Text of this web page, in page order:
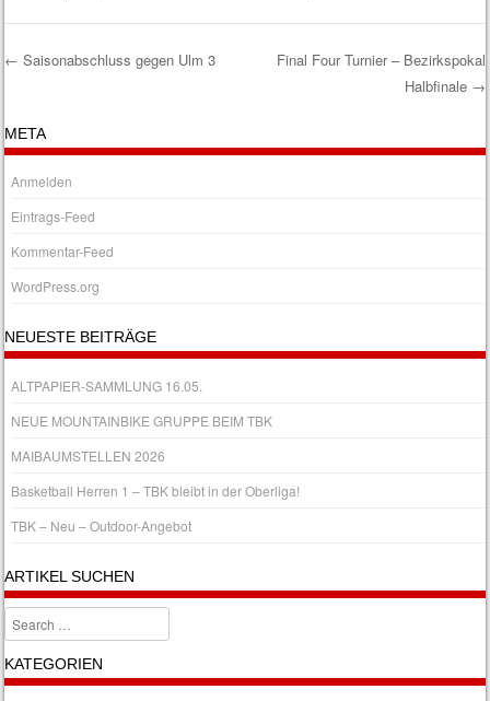
← Saisonabschluss gegen Ulm 3
Final Four Turnier – Bezirkspokal
Halbfinale →
META
Anmelden
Eintrags-Feed
Kommentar-Feed
WordPress.org
NEUESTE BEITRÄGE
ALTPAPIER-SAMMLUNG 16.05.
NEUE MOUNTAINBIKE GRUPPE BEIM TBK
MAIBAUMSTELLEN 2026
Basketball Herren 1 – TBK bleibt in der Oberliga!
TBK – Neu – Outdoor-Angebot
ARTIKEL SUCHEN
Search
KATEGORIEN